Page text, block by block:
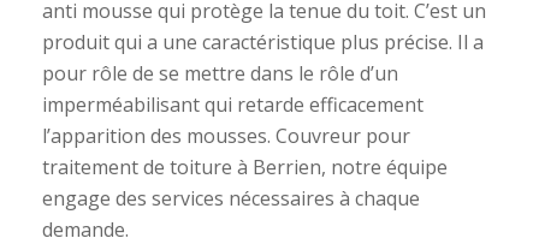
anti mousse qui protège la tenue du toit. C’est un
produit qui a une caractéristique plus précise. Il a
pour rôle de se mettre dans le rôle d’un
imperméabilisant qui retarde efficacement
l’apparition des mousses. Couvreur pour
traitement de toiture à Berrien, notre équipe
engage des services nécessaires à chaque
demande.